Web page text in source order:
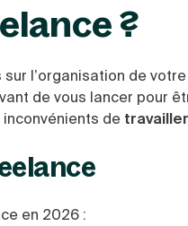
?
l’organisation de
de vous lancer pour
de
en 2026 :